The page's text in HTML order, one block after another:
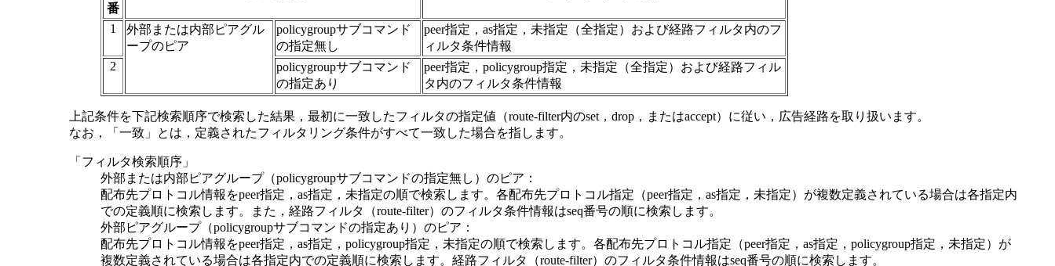
番
1
外部または内部ピアグル
ープのピア
policygroupサブコマンド
の指定無し
peer指定，as指定，未指定（全指定）および経路フィルタ内のフ
ィルタ条件情報
2
policygroupサブコマンド
の指定あり
peer指定，policygroup指定，未指定（全指定）および経路フィル
タ内のフィルタ条件情報
上記条件を下記検索順序で検索した結果，最初に一致したフィルタの指定値（route-filter内のset，drop，またはaccept）に従い，広告経路を取り扱います。
なお，「一致」とは，定義されたフィルタリング条件がすべて一致した場合を指します。
「フィルタ検索順序」
外部または内部ピアグループ（policygroupサブコマンドの指定無し）のピア：
配布先プロトコル情報をpeer指定，as指定，未指定の順で検索します。各配布先プロトコル指定（peer指定，as指定，未指定）が複数定義されている場合は各指定内
での定義順に検索します。また，経路フィルタ（route-filter）のフィルタ条件情報はseq番号の順に検索します。
外部ピアグループ（policygroupサブコマンドの指定あり）のピア：
配布先プロトコル情報をpeer指定，as指定，policygroup指定，未指定の順で検索します。各配布先プロトコル指定（peer指定，as指定，policygroup指定，未指定）が
複数定義されている場合は各指定内での定義順に検索します。経路フィルタ（route-filter）のフィルタ条件情報はseq番号の順に検索します。